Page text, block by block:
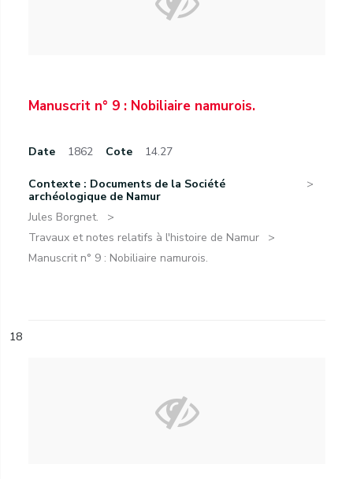
Manuscrit n° 9 : Nobiliaire namurois.
Date 1862 Cote 14.27
Contexte : Documents de la Société
archéologique de Namur
Jules Borgnet.
Travaux et notes relatifs à l'histoire de Namur
Manuscrit n° 9 : Nobiliaire namurois.
18